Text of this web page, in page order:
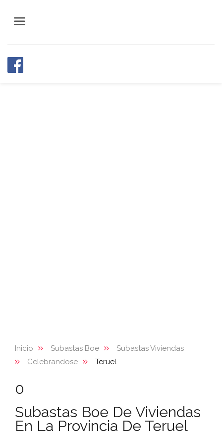
Inicio Subastas Boe
Subastas Viviendas
Celebrandose
Teruel
0
Subastas Boe De Viviendas
En La Provincia De Teruel